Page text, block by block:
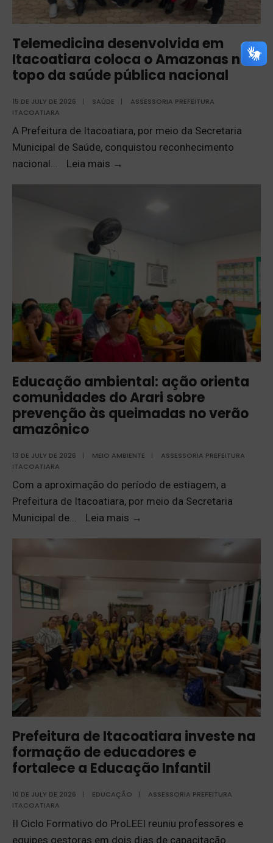
Telemedicina desenvolvida em
Itacoatiara coloca o Amazonas no
topo da saúde pública nacional
15 DE JULY DE 2026 | SAÚDE |
ASSESSORIA PREFEITURA
ITACOATIARA
A Prefeitura de Itacoatiara, por meio da Secretaria
Municipal de Saúde, conquistou reconhecimento
nacional
Leia mais →
Educação ambiental: ação orienta
comunidades do Arari sobre
prevenção às queimadas no verão
amazônico
13 DE JULY DE 2026 | MEIO AMBIENTE |
ASSESSORIA PREFEITURA
ITACOATIARA
Com a aproximação do período de estiagem, a
Prefeitura de Itacoatiara, por meio da Secretaria
Municipal de... Leia mais →
Prefeitura de Itacoatiara investe na
formação de educadores e
fortalece a Educação Infantil
10 DE JULY DE 2026 | EDUCAÇÃO |
ASSESSORIA PREFEITURA
ITACOATIARA
II Ciclo Formativo do ProLEEI reuniu professores e
equipes gestoras em dois dias de capacitação